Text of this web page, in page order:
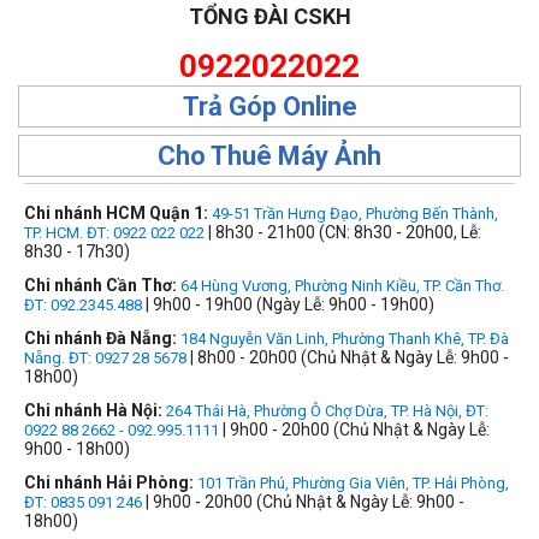
TỔNG ĐÀI CSKH
0922022022
Trả Góp Online
Cho Thuê Máy Ảnh
Chi nhánh HCM Quận 1: 49-51 Trần Hưng Đạo, Phường Bến Thành,
TP. HCM. ĐT: 0922 022 022 | 8h30 - 21h00 (CN: 8h30 - 20h00, Lễ:
8h30 - 17h30)
Chi nhánh Cần Thơ: 64 Hùng Vương, Phường Ninh Kiều, TP. Cần Thơ.
ĐT: 092.2345.488 | 9h00 - 19h00 (Ngày Lễ: 9h00 - 19h00)
Chi nhánh Đà Nẵng: 184 Nguyễn Văn Linh, Phường Thanh Khê, TP. Đà
Nẵng. ĐT: 0927 28 5678 | 8h00 - 20h00 (Chủ Nhật & Ngày Lễ: 9h00 -
18h00)
Chi nhánh Hà Nội: 264 Thái Hà, Phường Ô Chợ Dừa, TP. Hà Nội, ĐT:
0922 88 2662 - 092.995.1111
| 9h00 - 20h00 (Chủ Nhật & Ngày Lễ:
9h00 - 18h00)
Chi nhánh Hải Phòng: 101 Trần Phú, Phường Gia Viên, TP. Hải Phòng,
ĐT: 0835 091 246 | 9h00 - 20h00 (Chủ Nhật & Ngày Lễ: 9h00 -
18h00)